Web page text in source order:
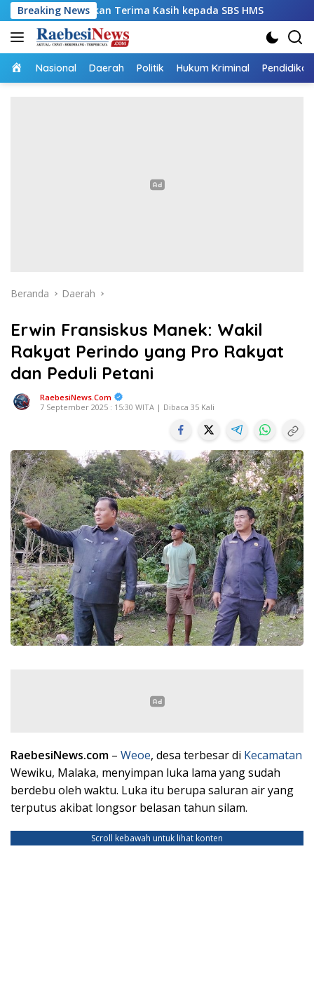
Langsung
ke
konten
Breaking News
Terima Kasih kepada SBS HMS Dugaan Korupsi RS
Home
Nasional Daerah Politik Hukum Kriminal Pendidikan
Beranda Daerah
Erwin Fransiskus Manek: Wakil
Rakyat Perindo yang Pro Rakyat
dan Peduli Petani
RaebesiNews.Com
7 September 2025 : 15:30 WITA | Dibaca 35 Kali
RaebesiNews.com – Weoe, desa terbesar di Kecamatan
Wewiku, Malaka, menyimpan luka lama yang sudah
berdebu oleh waktu. Luka itu berupa saluran air yang
terputus akibat longsor belasan tahun silam.
Scroll kebawah untuk lihat konten